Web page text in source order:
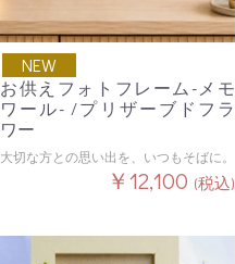
NEW
お供えフォトフレーム-メモ
ワール- /プリザーブドフラ
ワー
大切な方との思い出を、いつもそばに。
￥12,100 (税込)